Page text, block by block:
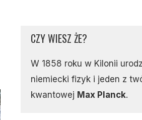
CZY WIESZ ŻE?
W 1858 roku w Kilonii
niemiecki fizyk i jeden z
kwantowej Max Planck.